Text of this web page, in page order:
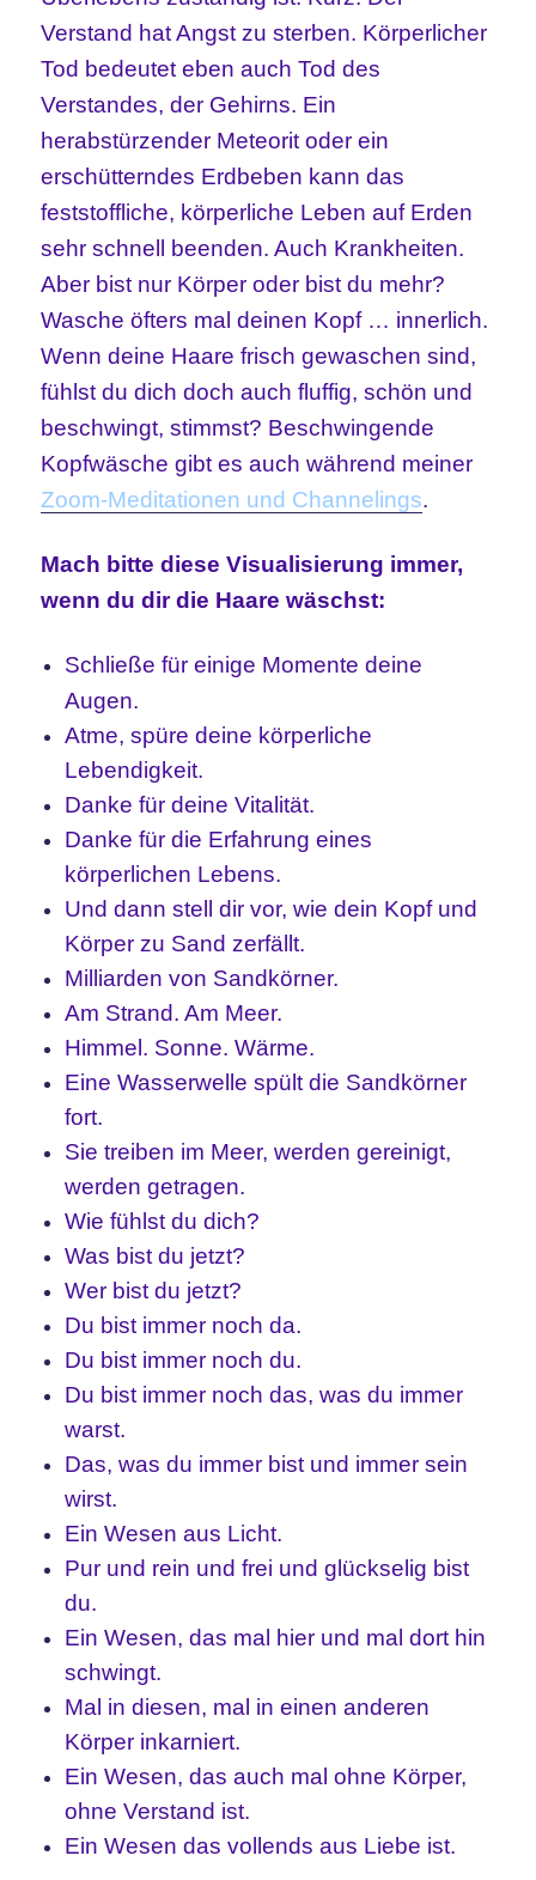
Verstand hat Angst zu sterben. Körperlicher
Tod bedeutet eben auch Tod des
Verstandes, der Gehirns. Ein
herabstürzender Meteorit oder ein
erschütterndes Erdbeben kann das
feststoffliche, körperliche Leben auf Erden
sehr schnell beenden. Auch Krankheiten.
Aber bist nur Körper oder bist du mehr?
Wasche öfters mal deinen Kopf … innerlich.
Wenn deine Haare frisch gewaschen sind,
fühlst du dich doch auch fluffig, schön und
beschwingt, stimmst? Beschwingende
Kopfwäsche gibt es auch während meiner
Zoom-Meditationen und Channelings.
Mach bitte diese Visualisierung immer,
wenn du dir die Haare wäschst:
Schließe für einige Momente deine
Augen.
Atme, spüre deine körperliche
Lebendigkeit.
Danke für deine Vitalität.
Danke für die Erfahrung eines
körperlichen Lebens.
Und dann stell dir vor, wie dein Kopf und
Körper zu Sand zerfällt.
Milliarden von Sandkörner.
Am Strand. Am Meer.
Himmel. Sonne. Wärme.
Eine Wasserwelle spült die Sandkörner
fort.
Sie treiben im Meer, werden gereinigt,
werden getragen.
Wie fühlst du dich?
Was bist du jetzt?
Wer bist du jetzt?
Du bist immer noch da.
Du bist immer noch du.
Du bist immer noch das, was du immer
warst.
Das, was du immer bist und immer sein
wirst.
Ein Wesen aus Licht.
Pur und rein und frei und glückselig bist
du.
Ein Wesen, das mal hier und mal dort hin
schwingt.
Mal in diesen, mal in einen anderen
Körper inkarniert.
Ein Wesen, das auch mal ohne Körper,
ohne Verstand ist.
Ein Wesen das vollends aus Liebe ist.